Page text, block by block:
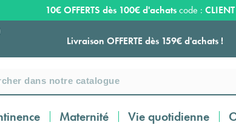
Livraison OFFERTE dès 159€ d'achats !
Payez en 3 ou 4 fois SANS FRAIS à partir de
100€
10€ OFFERTS dès 100€ d'achatscode :
Maternité Vie quotidienne